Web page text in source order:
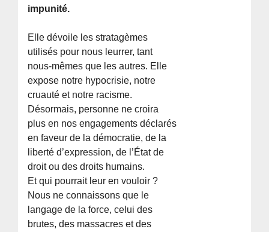
impunité.
Elle dévoile les stratagèmes
utilisés pour nous leurrer, tant
nous-mêmes que les autres. Elle
expose notre hypocrisie, notre
cruauté et notre racisme.
Désormais, personne ne croira
plus en nos engagements déclarés
en faveur de la démocratie, de la
liberté d’expression, de l’État de
droit ou des droits humains.
Et qui pourrait leur en vouloir ?
Nous ne connaissons que le
langage de la force, celui des
brutes, des massacres et des